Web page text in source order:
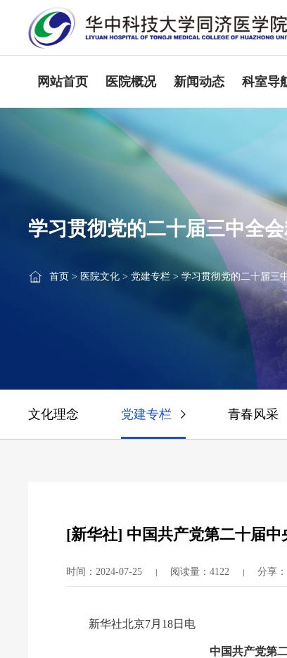
网站首页 医院概况 新闻动态 科室导
学习贯彻党的二十届三中全
首页 > 医院文化 > 党建专栏 >学习贯彻党的二十届三
文化理念 党建专栏 青春风采
[新华社] 中国共产党第二十届
时间：2024-07-25 阅读量：4122 分享：
新华社北京7月18日电
中国共产党第